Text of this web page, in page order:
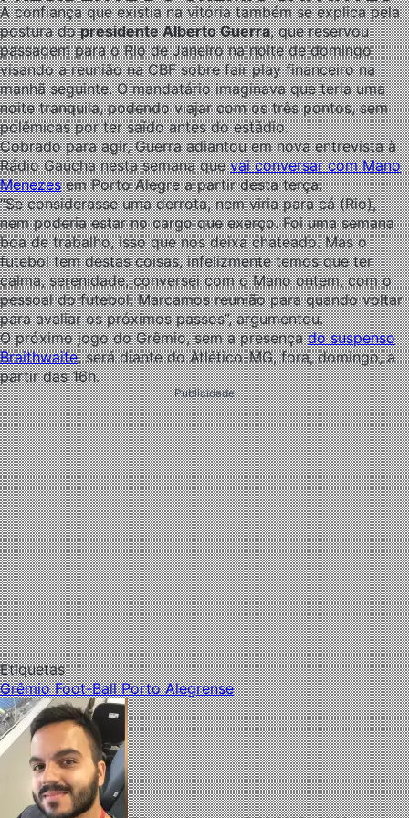
A confiança que existia na vitória também se explica pela
postura dopresidente Alberto Guerra, que reservou
passagem para o Rio de Janeiro na noite de domingo
visando a reunião na CBF sobre fair play financeiro na
manhã seguinte. O mandatário imaginava que teria uma
noite tranquila, podendo viajar com os três pontos, sem
polêmicas por ter saído antes do estádio.
Cobrado para agir, Guerra adiantou em nova entrevista à
Rádio Gaúcha nesta semana quevai conversar com Mano
Menezesem Porto Alegre a partir desta terça.
“Se considerasse uma derrota, nem viria para cá (Rio),
nem poderia estar no cargo que exerço. Foi uma semana
boa de trabalho, isso que nos deixa chateado. Mas o
futebol tem destas coisas, infelizmente temos que ter
calma, serenidade, conversei com o Mano ontem, com o
pessoal do futebol. Marcamos reunião para quando voltar
para avaliar os próximos passos”, argumentou.
O próximo jogo do Grêmio, sem a presençado suspenso
Braithwaite, será diante do Atlético-MG, fora, domingo, a
partir das 16h.
Publicidade
Etiquetas
Grêmio Foot-Ball Porto Alegrense